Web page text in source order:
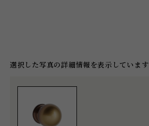
選択した写真の詳細情報を表示しています